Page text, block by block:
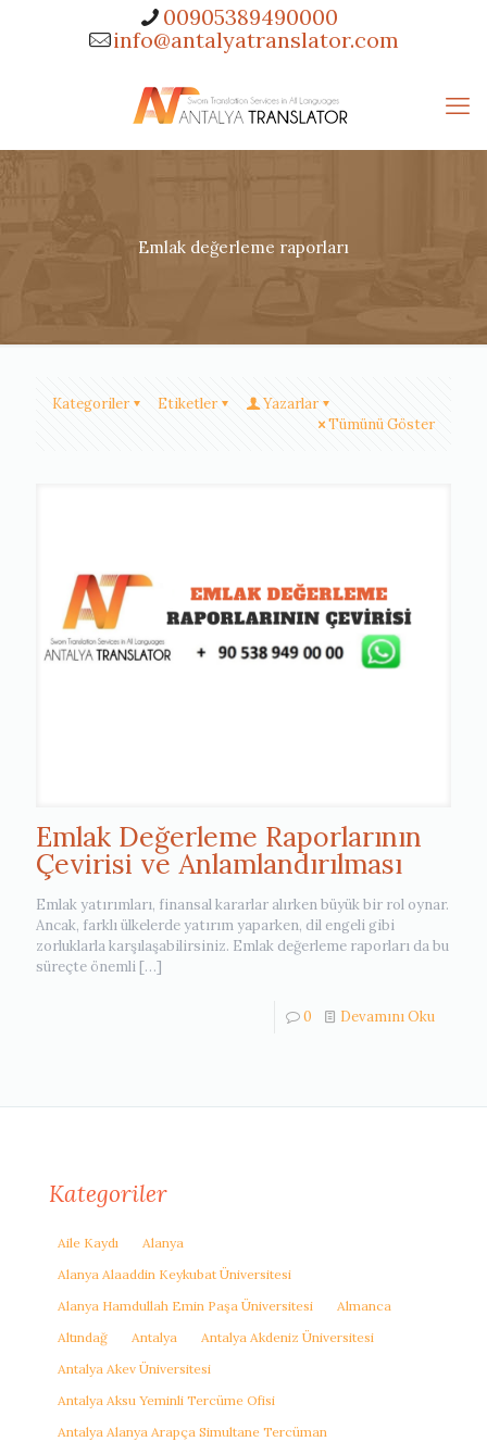
00905389490000
info@antalyatranslator.com
Emlak değerleme raporları
Kategoriler Etiketler
Yazarlar
Tümünü Göster
Emlak Değerleme Raporlarının
Çevirisi ve Anlamlandırılması
Emlak yatırımları, finansal kararlar alırken büyük bir rol oynar.
Ancak, farklı ülkelerde yatırım yaparken, dil engeli gibi
zorluklarla karşılaşabilirsiniz. Emlak değerleme raporları da bu
süreçte önemli […]
0 Devamını Oku
Kategoriler
Aile Kaydı
Alanya
Alanya Alaaddin Keykubat Üniversitesi
Alanya Hamdullah Emin Paşa Üniversitesi
Almanca
Altındağ
Antalya
Antalya Akdeniz Üniversitesi
Antalya Akev Üniversitesi
Antalya Aksu Yeminli Tercüme Ofisi
Antalya Alanya Arapça Simultane Tercüman